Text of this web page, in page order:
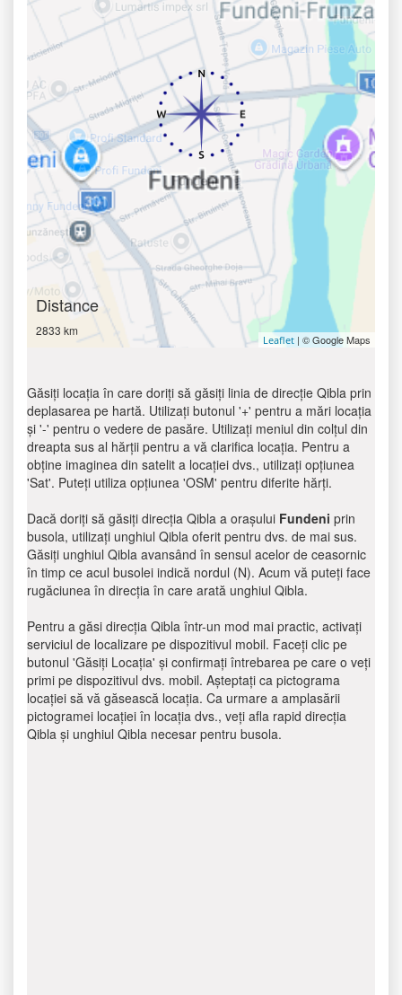
Distance
2833 km
Leaflet | © Google Maps
Găsiți locația în care doriți să găsiți linia de direcție Qibla prin
deplasarea pe hartă. Utilizați butonul '+' pentru a mări locația
și '-' pentru o vedere de pasăre. Utilizați meniul din colțul din
dreapta sus al hărții pentru a vă clarifica locația. Pentru a
obține imaginea din satelit a locației dvs., utilizați opțiunea
'Sat'. Puteți utiliza opțiunea 'OSM' pentru diferite hărți.
Dacă doriți să găsiți direcția Qibla a orașului Fundeni prin
busola, utilizați unghiul Qibla oferit pentru dvs. de mai sus.
Găsiți unghiul Qibla avansând în sensul acelor de ceasornic
în timp ce acul busolei indică nordul (N). Acum vă puteți face
rugăciunea în direcția în care arată unghiul Qibla.
Pentru a găsi direcția Qibla într-un mod mai practic, activați
serviciul de localizare pe dispozitivul mobil. Faceți clic pe
butonul 'Găsiți Locația' și confirmați întrebarea pe care o veți
primi pe dispozitivul dvs. mobil. Așteptați ca pictograma
locației să vă găsească locația. Ca urmare a amplasării
pictogramei locației în locația dvs., veți afla rapid direcția
Qibla și unghiul Qibla necesar pentru busola.